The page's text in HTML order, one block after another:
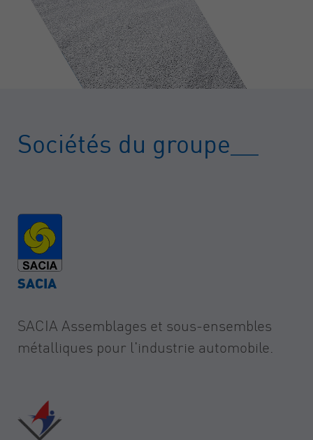
Sociétés du groupe
SACIA
SACIA Assemblages et sous-ensembles
métalliques pour l'industrie automobile.